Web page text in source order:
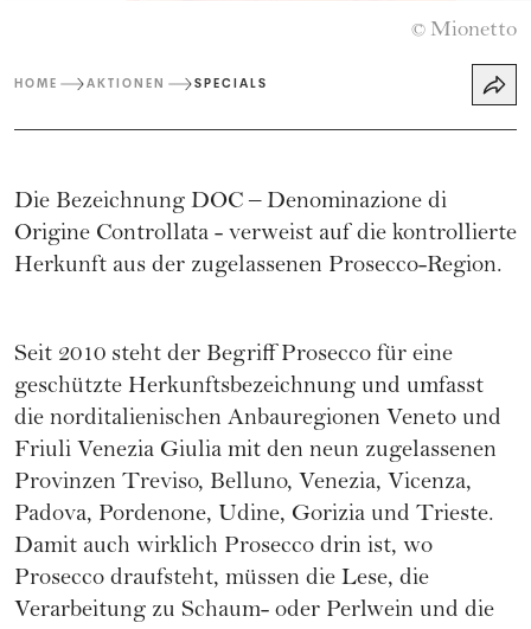
© Mionetto
HOME AKTIONEN SPECIALS
Die Bezeichnung DOC – Denominazione di
Origine Controllata - verweist auf die kontrollierte
Herkunft aus der zugelassenen Prosecco-Region.
Seit 2010 steht der Begriff Prosecco für eine
geschützte Herkunftsbezeichnung und umfasst
die norditalienischen Anbauregionen Veneto und
Friuli Venezia Giulia mit den neun zugelassenen
Provinzen Treviso, Belluno, Venezia, Vicenza,
Padova, Pordenone, Udine, Gorizia und Trieste.
Damit auch wirklich Prosecco drin ist, wo
Prosecco draufsteht, müssen die Lese, die
Verarbeitung zu Schaum- oder Perlwein und die